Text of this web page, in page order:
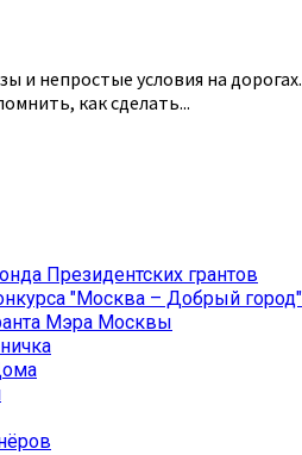
и непростые условия на дорогах.
как сделать...
Президентских грантов
"Москва – Добрый город"
Мэра Москвы